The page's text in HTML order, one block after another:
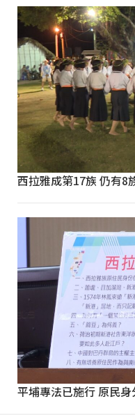
西拉雅成第17族 仍有8
平埔專法已施行 原民